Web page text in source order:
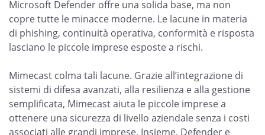
Microsoft Defender offre una solida base, ma non
copre tutte le minacce moderne. Le lacune in materia
di phishing, continuità operativa, conformità e risposta
lasciano le piccole imprese esposte a rischi.
Mimecast colma tali lacune. Grazie all’integrazione di
sistemi di difesa avanzati, alla resilienza e alla gestione
semplificata, Mimecast aiuta le piccole imprese a
ottenere una sicurezza di livello aziendale senza i costi
associati alle grandi imprese. Insieme, Defender e